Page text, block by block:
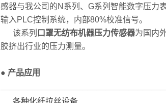
感器与我公司的N系列、G系列智能数字压力
输入PLC控制系统，内部80%校准信号。
该系列 口罩无纺布机器压力传感器为国内
胶挤出行业的压力测量。
● 产品应用
各种化纤拉丝设备